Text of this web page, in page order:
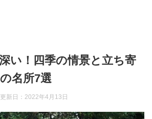
い！四季の情景と立ち寄
名所7選
新日： 2022年4月13日